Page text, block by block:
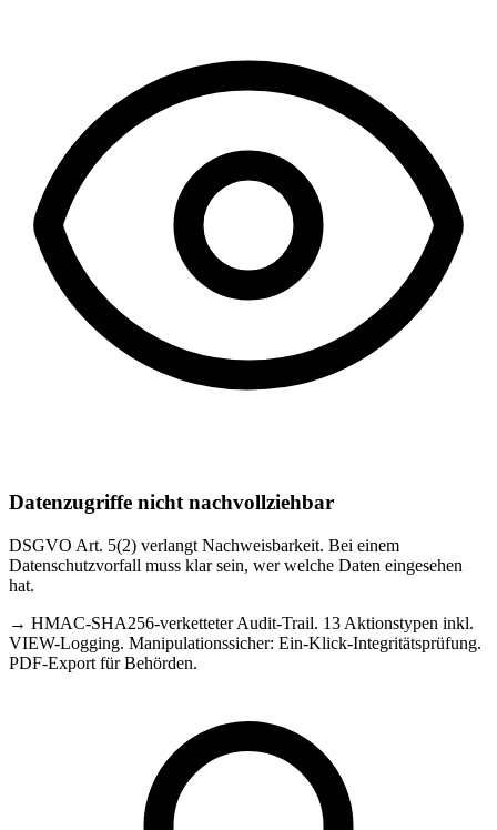
Datenzugriffe nicht nachvollziehbar
DSGVO Art. 5(2) verlangt Nachweisbarkeit. Bei einem
Datenschutzvorfall muss klar sein, wer welche Daten eingesehen
hat.
→ HMAC-SHA256-verketteter Audit-Trail. 13 Aktionstypen inkl.
VIEW-Logging. Manipulationssicher: Ein-Klick-Integritätsprüfung.
PDF-Export für Behörden.